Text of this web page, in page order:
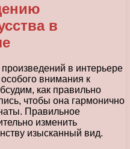
в
в интерьере
внимания к
как правильно
чтобы она гармонично
Правильное
изменить
изысканный вид.